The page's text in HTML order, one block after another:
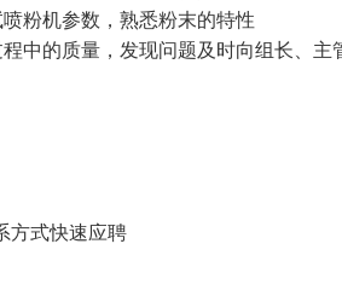
粉机参数，熟悉粉末的特性‌
中的质量，发现问题及时向组长、主
方式快速应聘